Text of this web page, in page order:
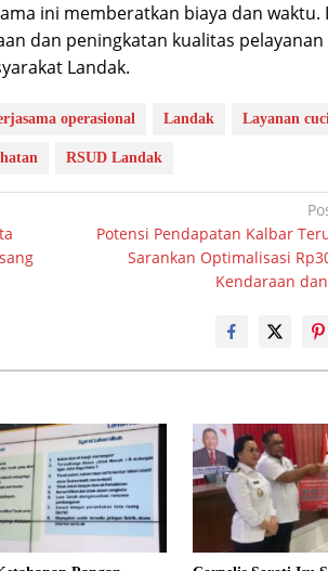
ini memberatkan biaya dan waktu.
dan peningkatan kualitas pelayanan
Landak.
operasional Landak Layanan
RSUD Landak
Potensi Pendapatan Kalbar
Sarankan Optimalisasi
Kendaraan